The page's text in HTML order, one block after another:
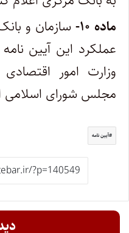
ماده ۱۰-
سازمان و
عملکرد این آیین
وزارت امور
مجلس شورای اسلامی
آیین نامه